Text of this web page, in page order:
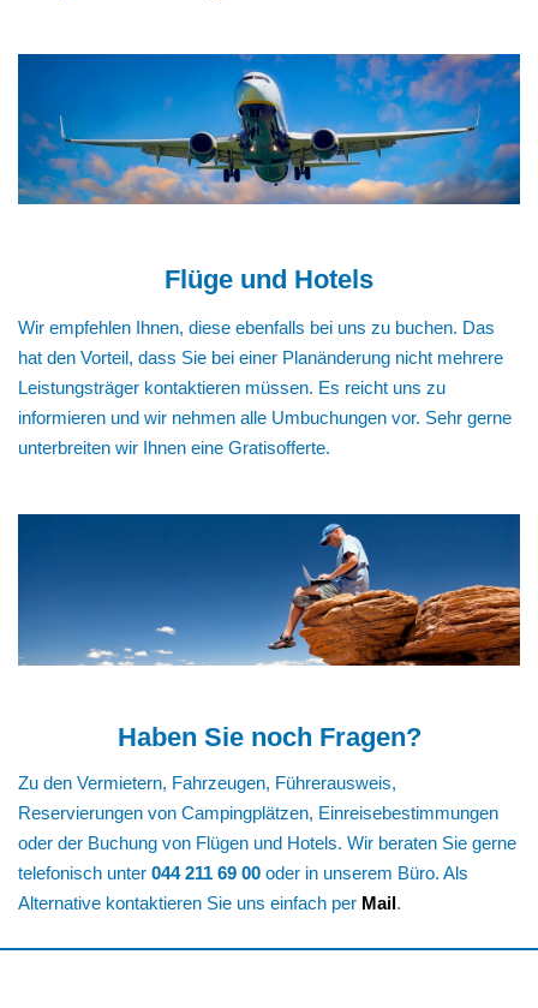
Flüge und Hotels
Wir empfehlen Ihnen, diese ebenfalls bei uns zu buchen. Das
hat den Vorteil, dass Sie bei einer Planänderung nicht mehrere
Leistungsträger kontaktieren müssen. Es reicht uns zu
informieren und wir nehmen alle Umbuchungen vor. Sehr gerne
unterbreiten wir Ihnen eine Gratisofferte.
Haben Sie noch Fragen?
Zu den Vermietern, Fahrzeugen, Führerausweis,
Reservierungen von Campingplätzen, Einreisebestimmungen
oder der Buchung von Flügen und Hotels. Wir beraten Sie gerne
telefonisch unter 044 211 69 00 oder in unserem Büro. Als
Alternative kontaktieren Sie uns einfach per Mail.